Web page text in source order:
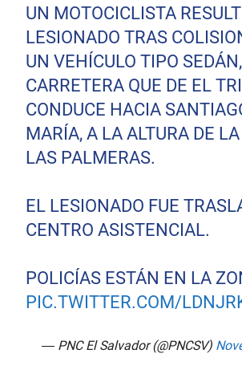
UN MOTOCICLISTA
LESIONADO TRAS
UN VEHÍCULO TIPO
CARRETERA QUE DE EL
CONDUCE HACIA
MARÍA, A LA ALTURA DE
LAS PALMERAS.
EL LESIONADO FUE
CENTRO ASISTENCIAL.
POLICÍAS ESTÁN EN LA
PIC.TWITTER.COM/
— PNC El Salvador (@PNCSV)